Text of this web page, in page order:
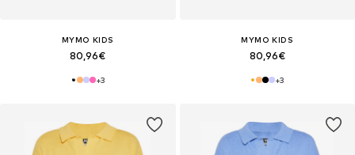
MYMO KIDS
80,96€
+3
MYMO KIDS
80,96€
+3